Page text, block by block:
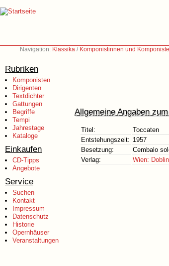
Navigation: Klassika / Komponistinnen und
Rubriken
Komponisten
Dirigenten
Textdichter
Gattungen
Begriffe
Tempi
Jahrestage
Kataloge
Einkaufen
CD-Tipps
Angebote
Service
Suchen
Kontakt
Impressum
Datenschutz
Historie
Opernhäuser
Veranstaltungen
Allgemeine Angaben
Titel:
Toccaten
Entstehungszeit: 1957
Besetzung:
Cembalo
Verlag:
Wien: